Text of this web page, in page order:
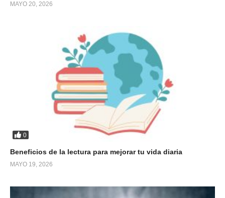
MAYO 20, 2026
0
Beneficios de la lectura para mejorar tu vida diaria
MAYO 19, 2026